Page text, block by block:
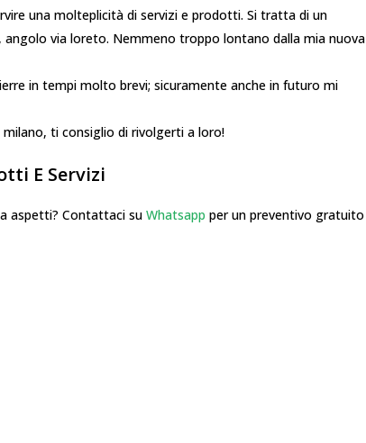
una molteplicità di servizi e prodotti. Si tratta di un
via loreto. Nemmeno troppo lontano dalla mia nuova
in tempi molto brevi; sicuramente anche in futuro mi
ti consiglio di rivolgerti a loro!
E Servizi
aspetti? Contattaci su Whatsapp per un preventivo gratuito